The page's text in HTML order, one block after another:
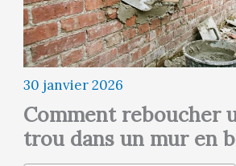
30 janvier 2026
Comment reboucher
trou dans un mur en